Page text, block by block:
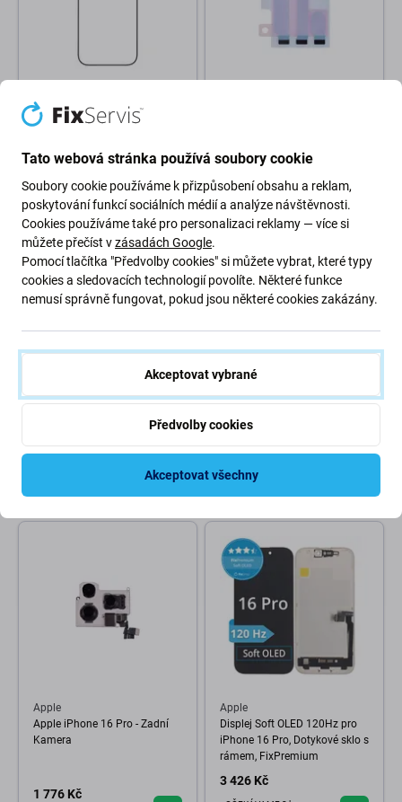
Apple
Apple iPhone 16 Pro - Přední
101 Kč
SKLADEM 5 ks
50 Kč
SKLADEM 8 ks
Apple
pod Střední Rám Adhesive
Apple
Konektor + Flex Kabel (Desert
Titanium)
329 Kč
Apple
Apple iPhone 16 Pro - Zadní
Kamera
1 776 Kč
Apple
Displej Soft OLED 120Hz pro
iPhone 16 Pro, Dotykové sklo s
rámem, FixPremium
3 426 Kč
Tato webová stránka používá soubory cookie
Soubory cookie používáme k přizpůsobení obsahu a reklam,
poskytování funkcí sociálních médií a analýze návštěvnosti.
Cookies používáme také pro personalizaci reklamy — více si
můžete přečíst vzásadách Google.
Pomocí tlačítka "Předvolby cookies" si můžete vybrat, které typy
cookies a sledovacích technologií povolíte. Některé funkce
nemusí správně fungovat, pokud jsou některé cookies zakázány.
Akceptovat vybrané
Předvolby cookies
Akceptovat všechny